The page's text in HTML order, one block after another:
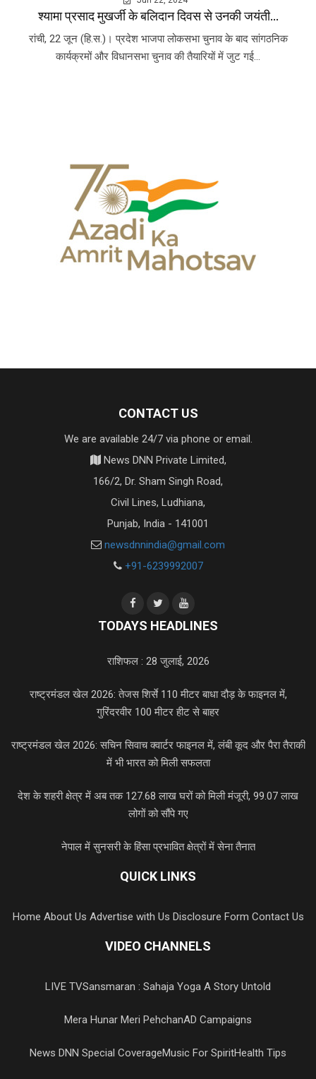
श्यामा प्रसाद मुखर्जी के बलिदान दिवस से उनकी जयंती...
रांची, 22 जून (हि.स.)। प्रदेश भाजपा लोकसभा चुनाव के बाद सांगठनिक
कार्यक्रमों और विधानसभा चुनाव की तैयारियों में जुट गई...
CONTACT US
We are available 24/7 via phone or email.
News DNN Private Limited,
166/2, Dr. Sham Singh Road,
Civil Lines, Ludhiana,
Punjab, India - 141001
newsdnnindia@gmail.com
+91-6239992007
TODAYS HEADLINES
राशिफल : 28 जुलाई, 2026
राष्ट्रमंडल खेल 2026: तेजस शिर्से 110 मीटर बाधा दौड़ के फाइनल में,
गुरिंदरवीर 100 मीटर हीट से बाहर
राष्ट्रमंडल खेल 2026: सचिन सिवाच क्वार्टर फाइनल में, लंबी कूद और पैरा तैराकी
में भी भारत को मिली सफलता
देश के शहरी क्षेत्र में अब तक 127.68 लाख घरों को मिली मंजूरी, 99.07 लाख
लोगों को सौंपे गए
नेपाल में सुनसरी के हिंसा प्रभावित क्षेत्रों में सेना तैनात
QUICK LINKS
Home About Us Advertise with Us Disclosure Form Contact Us
VIDEO CHANNELS
LIVE TVSansmaran : Sahaja Yoga A Story Untold
Mera Hunar Meri PehchanAD Campaigns
News DNN Special CoverageMusic For SpiritHealth Tips